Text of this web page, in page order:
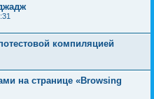
компиляцией
на странице «Browsing